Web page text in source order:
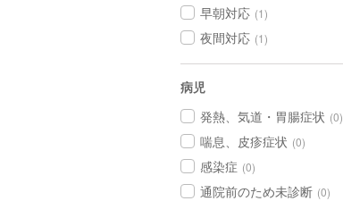
早朝対応 (1)
夜間対応 (1)
病児
発熱、気道・胃腸症状 (0)
喘息、皮疹症状 (0)
感染症 (0)
通院前のため未診断 (0)